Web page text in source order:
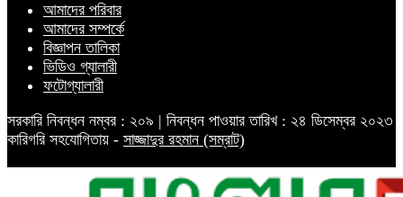
আমাদের পরিবার
আমাদের সম্পর্কে
বিজ্ঞাপন তালিকা
ভিডিও গ্যালারী
ফটোগ্যালারী
সরকারি নিবন্ধন নম্বর : ২০৯ | নিবন্ধন পাওয়ার তারিখ : ২৪ ডিসেম্বর ২০২৩
কারিগরি সহযোগিতায় - সাজ্জাদুর রহমান (সম্রাট)